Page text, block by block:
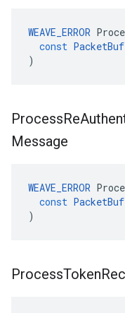
WEAVE_ERROR
const
)
ProcessRe
Message
WEAVE_ERROR
const
)
ProcessToken